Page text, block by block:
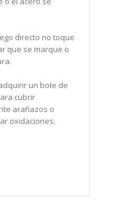
directo no toque
que se marque o
un bote de
cubrir
arañazos o
oxidaciones.